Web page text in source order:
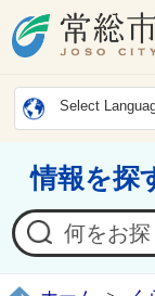
Select
情報を探